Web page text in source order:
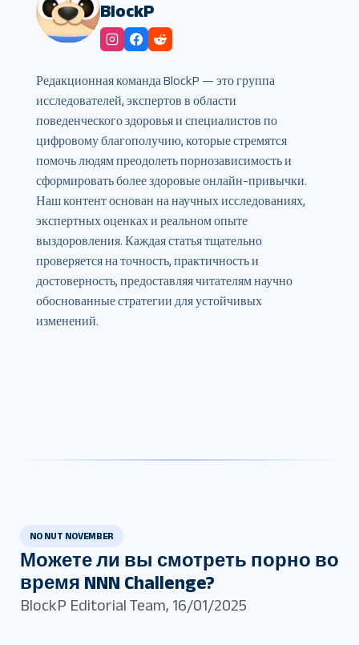
BlockP
Редакционная команда BlockP — это группа
исследователей, экспертов в области
поведенческого здоровья и специалистов по
цифровому благополучию, которые стремятся
помочь людям преодолеть порнозависимость и
сформировать более здоровые онлайн-привычки.
Наш контент основан на научных исследованиях,
экспертных оценках и реальном опыте
выздоровления. Каждая статья тщательно
проверяется на точность, практичность и
достоверность, предоставляя читателям научно
обоснованные стратегии для устойчивых
изменений.
NO NUT NOVEMBER
Можете ли вы смотреть порно во
время NNN Challenge?
BlockP Editorial Team, 16/01/2025